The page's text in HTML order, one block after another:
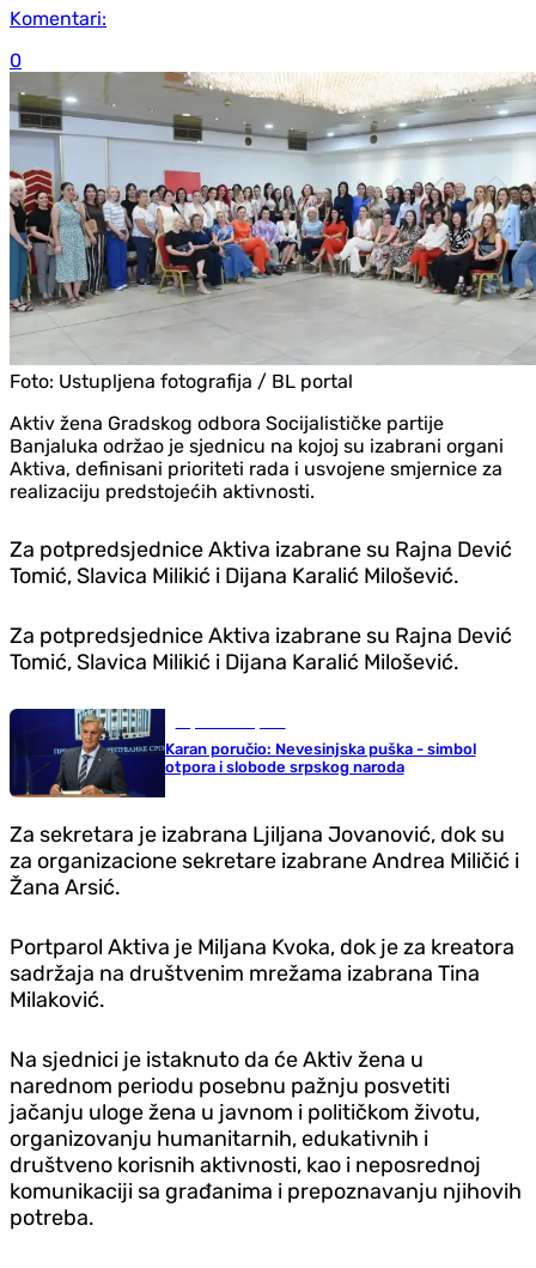
Komentari:
0
Foto: Ustupljena fotografija / BL portal
Aktiv žena Gradskog odbora Socijalističke partije
Banjaluka održao je sjednicu na kojoj su izabrani organi
Aktiva, definisani prioriteti rada i usvojene smjernice za
realizaciju predstojećih aktivnosti.
Za potpredsjednice Aktiva izabrane su Rajna Dević
Tomić, Slavica Milikić i Dijana Karalić Milošević.
Za potpredsjednice Aktiva izabrane su Rajna Dević
Tomić, Slavica Milikić i Dijana Karalić Milošević.
Karan poručio: Nevesinjska puška - simbol
otpora i slobode srpskog naroda
Za sekretara je izabrana Ljiljana Jovanović, dok su
za organizacione sekretare izabrane Andrea Miličić i
Žana Arsić.
Portparol Aktiva je Miljana Kvoka, dok je za kreatora
sadržaja na društvenim mrežama izabrana Tina
Milaković.
Na sjednici je istaknuto da će Aktiv žena u
narednom periodu posebnu pažnju posvetiti
jačanju uloge žena u javnom i političkom životu,
organizovanju humanitarnih, edukativnih i
društveno korisnih aktivnosti, kao i neposrednoj
komunikaciji sa građanima i prepoznavanju njihovih
potreba.